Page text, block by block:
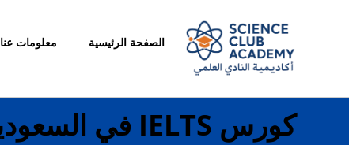
الصفحة الرئيسية معلومات عنا
كورس IELTS في السعودية